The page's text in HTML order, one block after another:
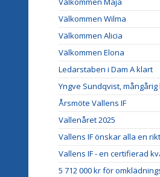
Välkommen Wilma
Välkommen Alicia
Välkommen Elona
Ledarstaben i Dam A klart
Yngve Sundqvist,
Årsmöte Vallens IF
Vallenåret 2025
Vallens IF önskar alla en
Vallens IF - en certifierad
5 712 000 kr för